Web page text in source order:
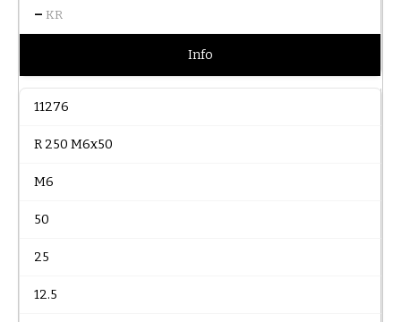
– KR
Info
11276
R 250 M6x50
M6
50
25
12.5